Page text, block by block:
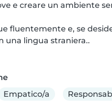
e creare un ambiente
fluentemente e, se
una lingua straniera..
Empatico/a